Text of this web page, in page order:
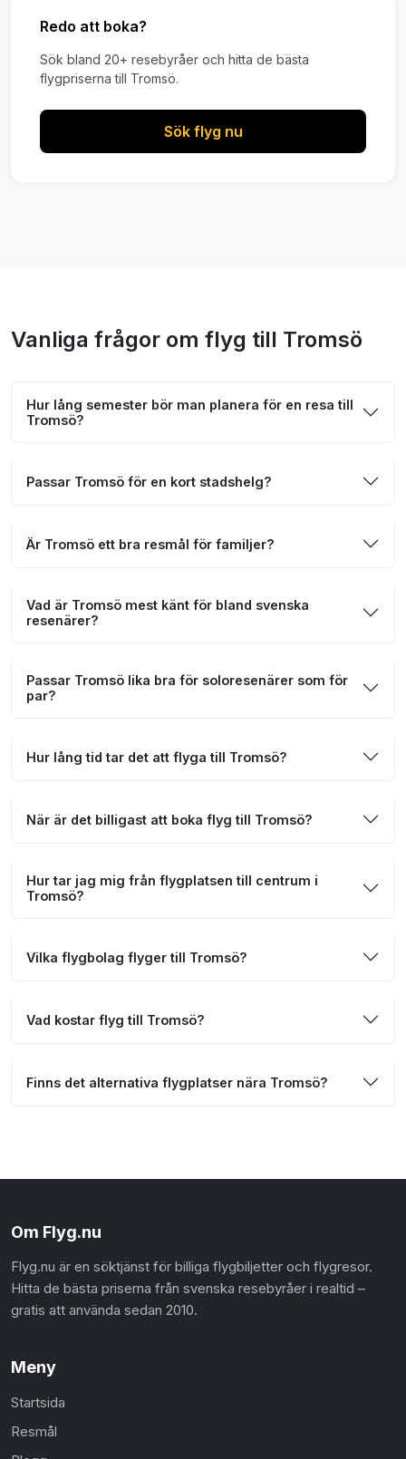
Redo att boka?
Sök bland 20+ resebyråer och hitta de bästa
flygpriserna till Tromsö.
Sök flyg nu
Vanliga frågor om flyg till Tromsö
Hur lång semester bör man planera för en resa till
Tromsö?
Passar Tromsö för en kort stadshelg?
Är Tromsö ett bra resmål för familjer?
Vad är Tromsö mest känt för bland svenska
resenärer?
Passar Tromsö lika bra för soloresenärer som för
par?
Hur lång tid tar det att flyga till Tromsö?
När är det billigast att boka flyg till Tromsö?
Hur tar jag mig från flygplatsen till centrum i
Tromsö?
Vilka flygbolag flyger till Tromsö?
Vad kostar flyg till Tromsö?
Finns det alternativa flygplatser nära Tromsö?
Om Flyg.nu
Flyg.nu är en söktjänst för billiga flygbiljetter och flygresor.
Hitta de bästa priserna från svenska resebyråer i realtid –
gratis att använda sedan 2010.
Meny
Startsida
Resmål